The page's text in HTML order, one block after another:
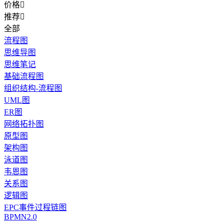
价格
推荐
全部
流程图
思维导图
思维笔记
基础流程图
组织结构-流程图
UML图
ER图
网络拓扑图
原型图
架构图
泳道图
韦恩图
关系图
逻辑图
EPC事件过程链图
BPMN2.0